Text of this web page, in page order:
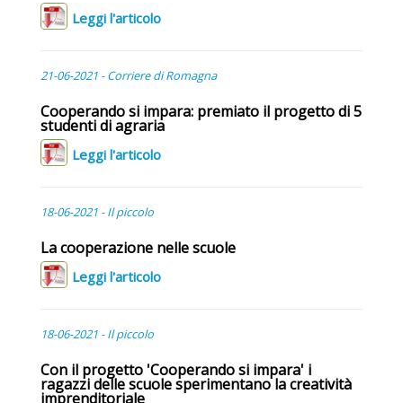
Leggi l'articolo
21-06-2021 - Corriere di Romagna
Cooperando si impara: premiato il progetto di 5
studenti di agraria
Leggi l'articolo
18-06-2021 - Il piccolo
La cooperazione nelle scuole
Leggi l'articolo
18-06-2021 - Il piccolo
Con il progetto 'Cooperando si impara' i
ragazzi delle scuole sperimentano la creatività
imprenditoriale